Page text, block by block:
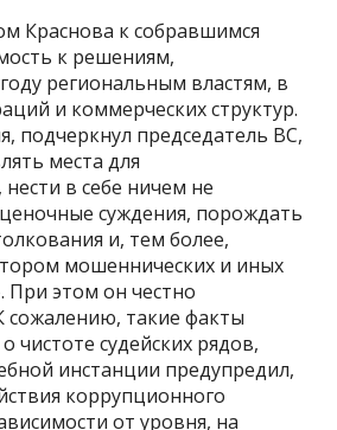
Краснова к собравшимся
к решениям,
региональным властям, в
и коммерческих структур.
подчеркнул председатель ВС,
места для
в себе ничем не
суждения, порождать
и, тем более,
мошеннических и иных
При этом он честно
сожалению, такие факты
чистоте судейских рядов,
инстанции предупредил,
коррупционного
от уровня, на